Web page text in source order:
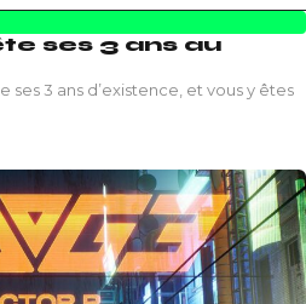
ses 3 ans au
ses 3 ans d’existence, et vous y êtes